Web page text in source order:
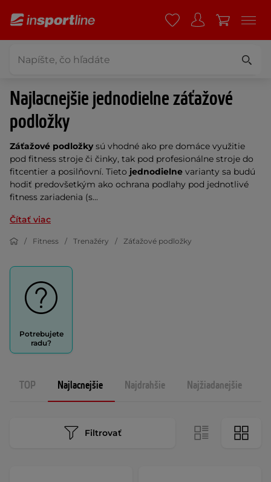
Najlacnejšie jednodielne záťažové
podložky
Záťažové podložkysú vhodné ako pre domáce využitie
pod fitness stroje či činky, tak pod profesionálne stroje do
fitcentier a posilňovní. Tieto jednodielne varianty sa budú
hodiť predovšetkým ako ochrana podlahy pod jednotlivé
fitness zariadenia (s...
Čítať viac
Fitness Trenažéry Záťažové podložky
Potrebujete
radu?
TOP Najlacnejšie Najdrahšie Najžiadanejšie
Filtrovať